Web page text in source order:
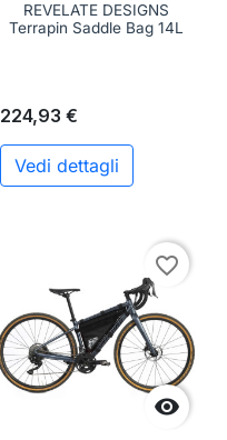
REVELATE DESIGNS
Terrapin Saddle Bag 14L
224,93 €
Vedi dettagli

favorite_border